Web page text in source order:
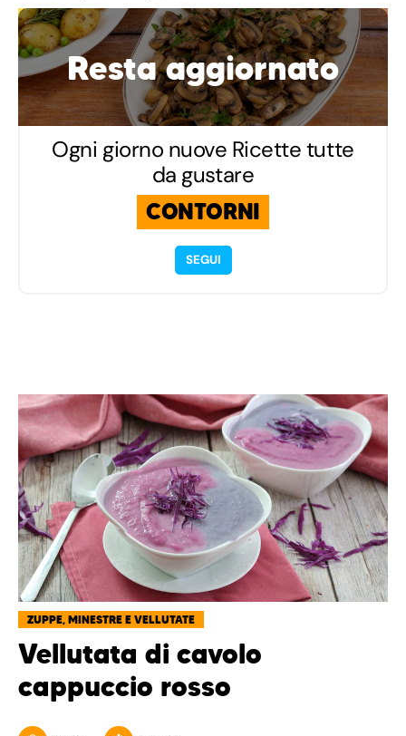
Resta aggiornato
Ogni giorno nuove Ricette tutte
da gustare
CONTORNI
SEGUI
ZUPPE, MINESTRE E VELLUTATE
Vellutata di cavolo
cappuccio rosso